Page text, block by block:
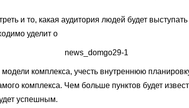
и то, какая аудитория людей будет
уделит о
комплекса, учесть внутреннюю
комплекса. Чем больше пунктов будет
успешным.